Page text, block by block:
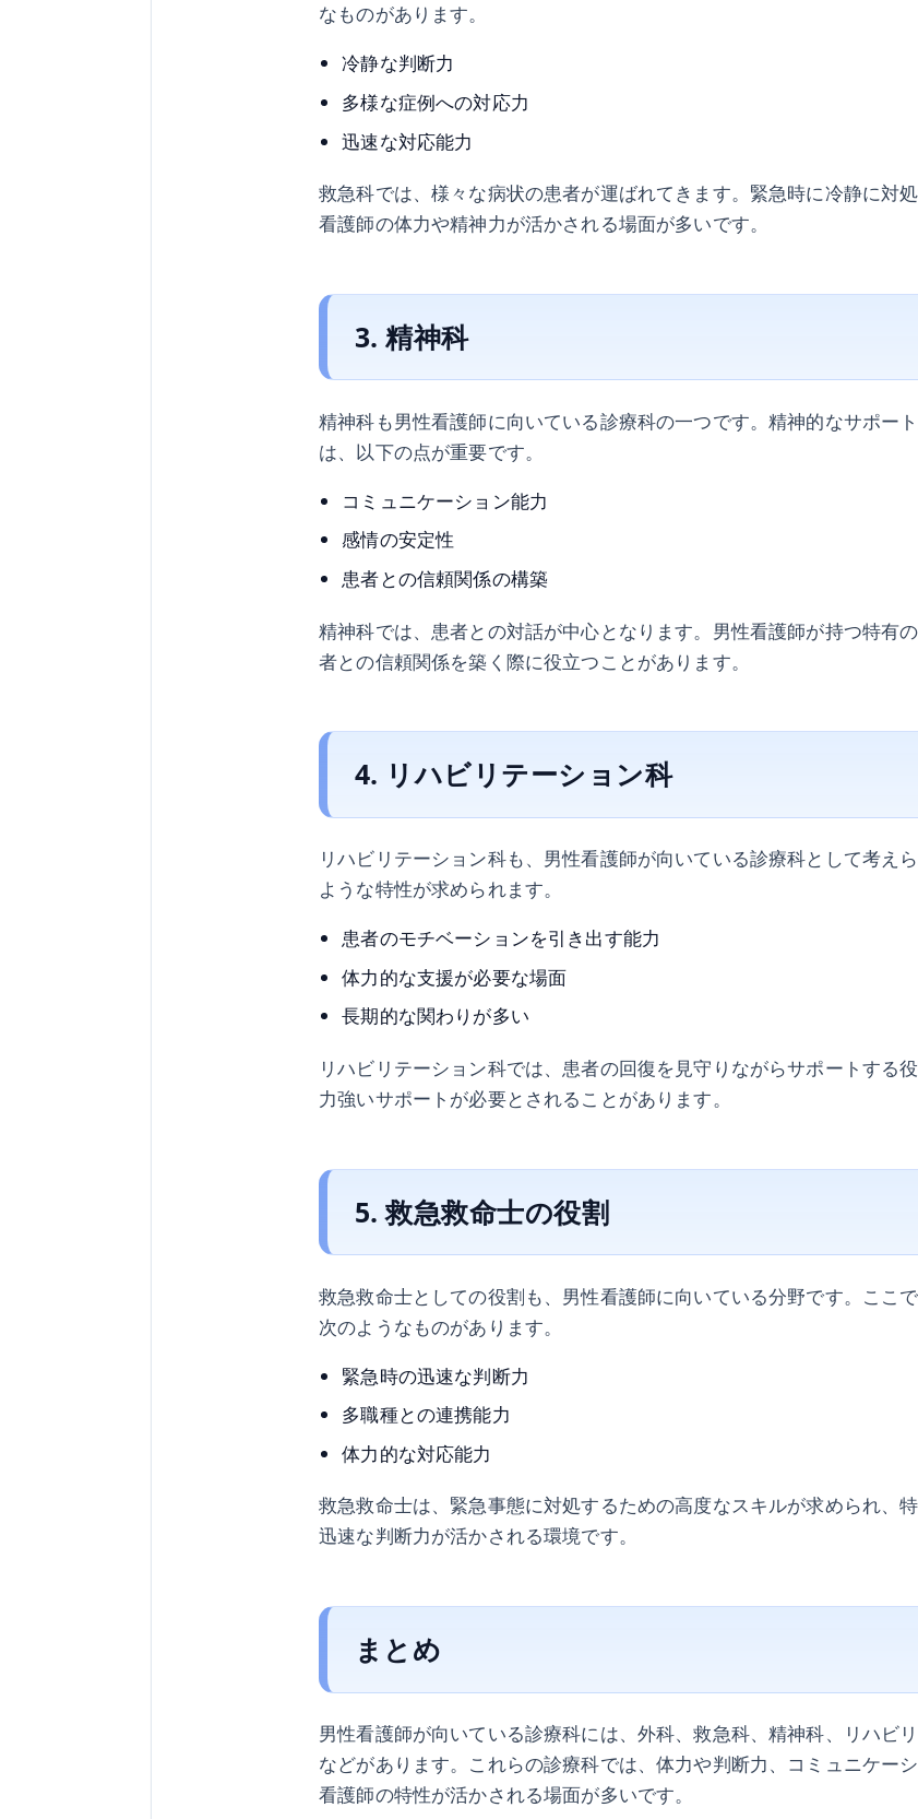
なものがあります。
冷静な判断力
多様な症例への対応力
迅速な対応能力
救急科では、様々な病状の患者が運ばれてきます。緊急時に冷静に対
看護師の体力や精神力が活かされる場面が多いです。
3. 精神科
精神科も男性看護師に向いている診療科の一つです。精神的なサポー
は、以下の点が重要です。
コミュニケーション能力
感情の安定性
患者との信頼関係の構築
精神科では、患者との対話が中心となります。男性看護師が持つ特有
者との信頼関係を築く際に役立つことがあります。
4. リハビリテーション科
リハビリテーション科も、男性看護師が向いている診療科として考え
ような特性が求められます。
患者のモチベーションを引き出す能力
体力的な支援が必要な場面
長期的な関わりが多い
リハビリテーション科では、患者の回復を見守りながらサポートする
力強いサポートが必要とされることがあります。
5. 救急救命士の役割
救急救命士としての役割も、男性看護師に向いている分野です。ここ
次のようなものがあります。
緊急時の迅速な判断力
多職種との連携能力
体力的な対応能力
救急救命士は、緊急事態に対処するための高度なスキルが求められ、
迅速な判断力が活かされる環境です。
まとめ
男性看護師が向いている診療科には、外科、救急科、精神科、リハビ
などがあります。これらの診療科では、体力や判断力、コミュニケー
看護師の特性が活かされる場面が多いです。